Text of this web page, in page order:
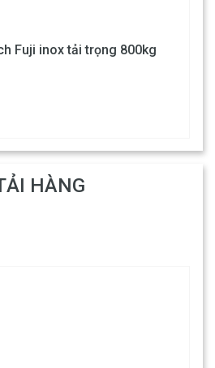
Fuji inox tải trọng 800kg
HÀNG